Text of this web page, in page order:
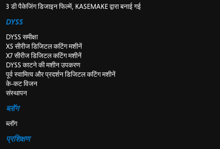
3 डी पैकेजिंग डिजाइन फिल्में, KASEMAKE द्वारा बनाई गई
DYSS
DYSS समीक्षा
X5 सीरीज डिजिटल कटिंग मशीनें
X7 सीरीज डिजिटल कटिंग मशीनें
DYSS काटने की मशीन उपकरण
पूर्व स्वामित्व और प्रदर्शन डिजिटल कटिंग मशीनें
के-कट विजन
संस्थापन
ब्लॉग
ब्लॉग
प्रशिक्षण